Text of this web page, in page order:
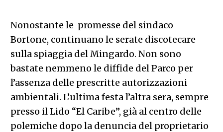
Nonostante le promesse del sindaco
Bortone, continuano le serate discotecare
sulla spiaggia del Mingardo. Non sono
bastate nemmeno le diffide del Parco per
l’assenza delle prescritte autorizzazioni
ambientali. L’ultima festa l’altra sera, sempre
presso il Lido “El Caribe”, già al centro delle
polemiche dopo la denuncia del proprietario